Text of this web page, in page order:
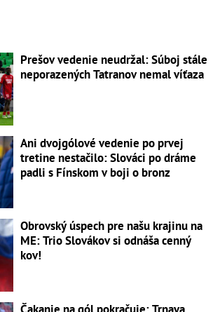
Prešov vedenie neudržal: Súboj stále
neporazených Tatranov nemal víťaza
Ani dvojgólové vedenie po prvej
tretine nestačilo: Slováci po dráme
padli s Fínskom v boji o bronz
Obrovský úspech pre našu krajinu na
ME: Trio Slovákov si odnáša cenný
kov!